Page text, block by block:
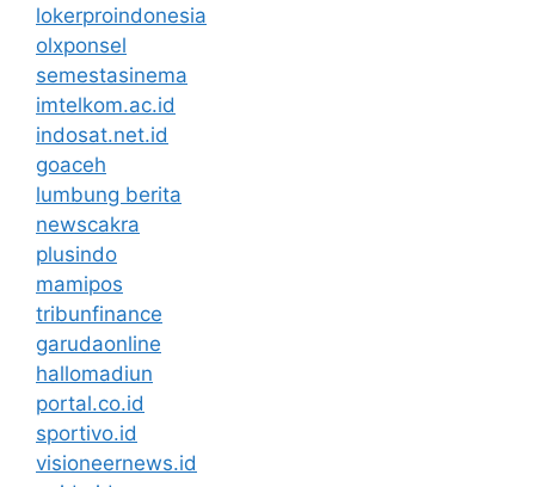
lokerproindonesia
olxponsel
semestasinema
imtelkom.ac.id
indosat.net.id
goaceh
lumbung berita
newscakra
plusindo
mamipos
tribunfinance
garudaonline
hallomadiun
portal.co.id
sportivo.id
visioneernews.id